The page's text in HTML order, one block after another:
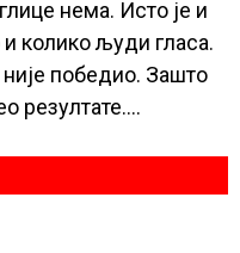
нема. Исто је и
колико људи гласа.
победио. Зашто
резултате….